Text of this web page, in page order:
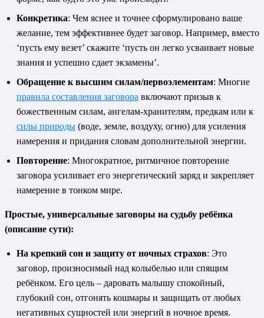
Конкретика: Чем яснее и точнее сформулировано ваше
желание, тем эффективнее будет заговор. Например, вместо
‘пусть ему везет’ скажите ‘пусть он легко усваивает новые
знания и успешно сдает экзамены’.
Обращение к высшим силам/первоэлементам: Многие
правила составления заговора включают призыв к
божественным силам, ангелам-хранителям, предкам или к
силы природы (воде, земле, воздуху, огню) для усиления
намерения и придания словам дополнительной энергии.
Повторение: Многократное, ритмичное повторение
заговора усиливает его энергетический заряд и закрепляет
намерение в тонком мире.
Простые, универсальные заговоры на судьбу ребёнка
(описание сути):
На крепкий сон и защиту от ночных страхов: Это
заговор, произносимый над колыбелью или спящим
ребёнком. Его цель – даровать малышу спокойный,
глубокий сон, отгонять кошмары и защищать от любых
негативных сущностей или энергий в ночное время.